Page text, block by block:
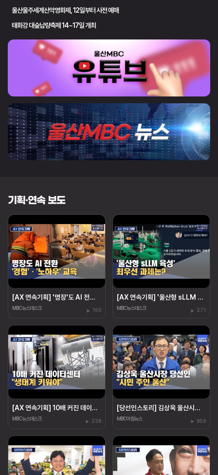
울산울주세계산악영화제, 12일부터 사전 예매
태화강 대숲납량축제 14~17일 개최
기획·연속 보도
[AX 연속기획] '명장'도 AI 전환‥"경험·노하우도 교육"
MBC뉴스데스크 160
[AX 연속기획] '울산형 sLLM 육성' 최우선 과제는?
MBC뉴스데스크 271
[AX 연속기획] 10배 커진 데이터센터 "생태계 키워야"
MBC뉴스데스크 238
[당선인스토리] 김상욱 울산시장 당선인 "시민 주인 울산"
MBC아침뉴스 959